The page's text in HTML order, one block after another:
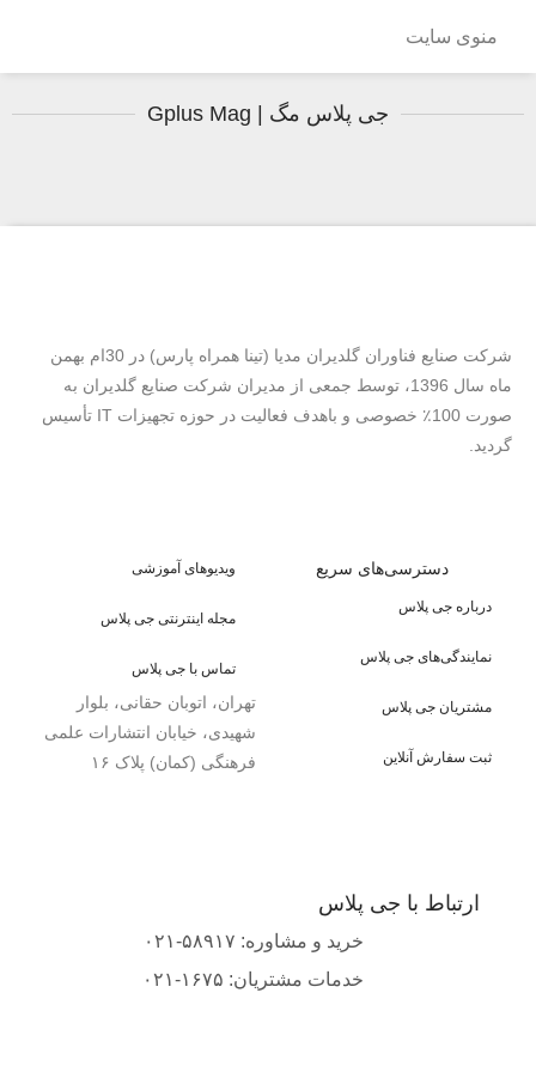
منوی سایت
جی پلاس مگ | Gplus Mag
شرکت صنایع فناوران گلدیران مدیا (تینا همراه پارس) در 30ام بهمن
ماه سال 1396، توسط جمعی از مدیران شرکت صنایع گلدیران به
صورت 100٪ خصوصی و باهدف فعالیت در حوزه تجهیزات IT تأسیس
گردید.
دسترسی‌های سریع
درباره جی پلاس
نمایندگی‌های جی پلاس
مشتریان جی پلاس
ثبت سفارش آنلاین
ویدیوهای آموزشی
مجله اینترنتی جی پلاس
تماس با جی پلاس
تهران، اتوبان حقانی، بلوار
شهیدی، خیابان انتشارات علمی
فرهنگی (کمان) پلاک ۱۶
ارتباط با جی پلاس
خرید و مشاوره: ۵۸۹۱۷-۰۲۱
خدمات مشتریان: ۱۶۷۵-۰۲۱